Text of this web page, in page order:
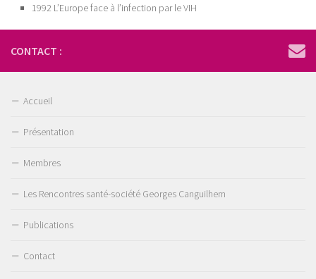
1992 L’Europe face à l’infection par le VIH
CONTACT :
Accueil
Présentation
Membres
Les Rencontres santé-société Georges Canguilhem
Publications
Contact